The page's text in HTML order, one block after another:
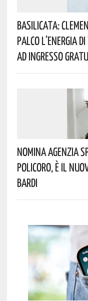
Basilicata:
Palco L’energia
Ad Ingresso
Nomina Agenzia
Policoro, È Il
Bardi